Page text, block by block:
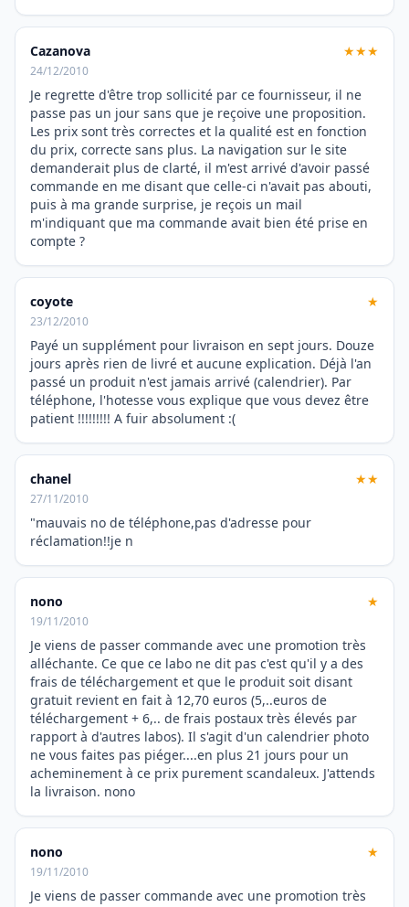
Cazanova ★★★
24/12/2010
Je regrette d'être trop sollicité par ce fournisseur, il ne
passe pas un jour sans que je reçoive une proposition.
Les prix sont très correctes et la qualité est en fonction
du prix, correcte sans plus. La navigation sur le site
demanderait plus de clarté, il m'est arrivé d'avoir passé
commande en me disant que celle-ci n'avait pas abouti,
puis à ma grande surprise, je reçois un mail
m'indiquant que ma commande avait bien été prise en
compte ?
coyote ★
23/12/2010
Payé un supplément pour livraison en sept jours. Douze
jours après rien de livré et aucune explication. Déjà l'an
passé un produit n'est jamais arrivé (calendrier). Par
téléphone, l'hotesse vous explique que vous devez être
patient !!!!!!!!! A fuir absolument :(
chanel ★★
27/11/2010
"mauvais no de téléphone,pas d'adresse pour
réclamation!!je n
nono ★
19/11/2010
Je viens de passer commande avec une promotion très
alléchante. Ce que ce labo ne dit pas c'est qu'il y a des
frais de téléchargement et que le produit soit disant
gratuit revient en fait à 12,70 euros (5,..euros de
téléchargement + 6,.. de frais postaux très élevés par
rapport à d'autres labos). Il s'agit d'un calendrier photo
ne vous faites pas piéger....en plus 21 jours pour un
acheminement à ce prix purement scandaleux. J'attends
la livraison. nono
nono ★
19/11/2010
Je viens de passer commande avec une promotion très